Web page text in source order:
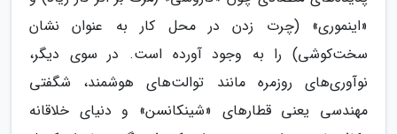
«اینموری» (چرت زدن در محل کار به عنوان نشان
سخت‌کوشی) را به وجود آورده است. در سوی دیگر،
نوآوری‌های روزمره مانند توالت‌های هوشمند، شگفتی
مهندسی یعنی قطارهای «شینکانسن» و دنیای خلاقانه